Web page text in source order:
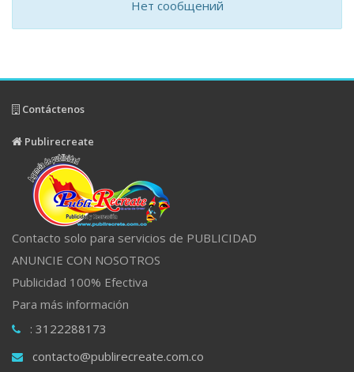
Нет сообщений
Contáctenos
Publirecreate
Contacto solo para servicios de PUBLICIDAD
ANUNCIE CON NOSOTROS
Publicidad 100% Efectiva
Para más información
: 3122288173
contacto@publirecreate.com.co